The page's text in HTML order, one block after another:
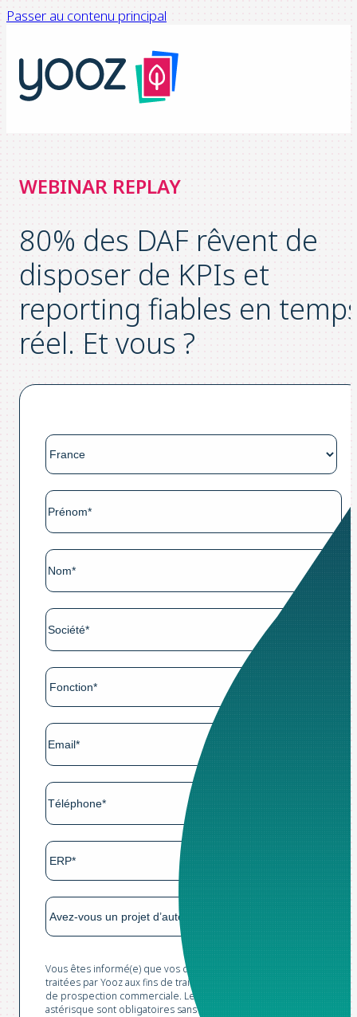
Passer au contenu principal
WEBINAR REPLAY
80% des DAF rêvent de
disposer de KPIs et
reporting fiables en
réel. Et vous ?
Vous êtes informé(e) que vos données sont collectées et
traitées par Yooz aux fins de traitement de votre demande et
de prospection commerciale. Les champs marqués d'un
astérisque sont obligatoires sans lesquels nous ne pourrions